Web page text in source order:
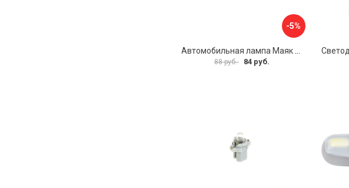
-5%
88 руб. 84 руб.